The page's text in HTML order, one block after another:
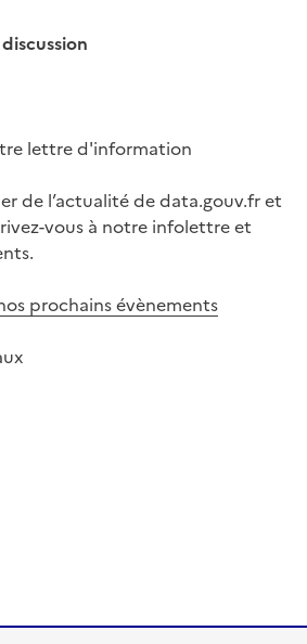
lettre d'information
de l’actualité de data.gouv.fr et
vous à notre infolettre et
prochains évènements